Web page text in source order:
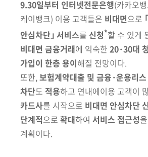
9.30일부터 인터넷전문은행(카카오
케이뱅크) 이용 고객들은 비대면으로
안심차단｣ 서비스를 신청*할 수 있게
비대면 금융거래에 익숙한 20·30대
가입이 한층 용이해질 전망이다.
또한,보험계약대출 및 금융·운용리
차단도 적용하고 연내에이용 고객이
카드사를 시작으로 비대면 안심차단
단계적으로 확대하여 서비스 접근성을
계획이다.